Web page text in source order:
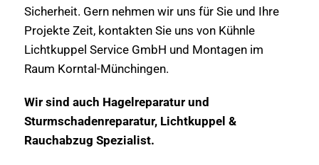
Sicherheit. Gern nehmen wir uns für Sie und Ihre
Projekte Zeit, kontakten Sie uns von Kühnle
Lichtkuppel Service GmbH und Montagen im
Raum Korntal-Münchingen.
Wir sind auch Hagelreparatur und
Sturmschadenreparatur, Lichtkuppel &
Rauchabzug Spezialist.